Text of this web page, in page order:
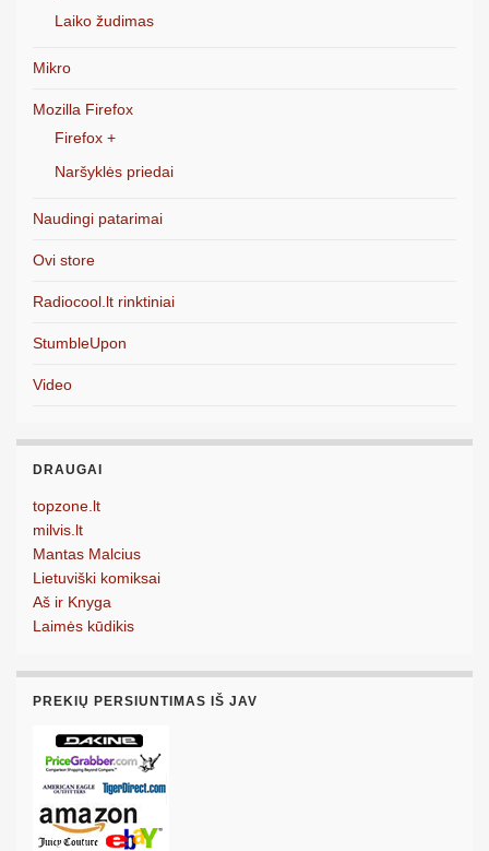
Laiko žudimas
Mikro
Mozilla Firefox
Firefox +
Naršyklės priedai
Naudingi patarimai
Ovi store
Radiocool.lt rinktiniai
StumbleUpon
Video
DRAUGAI
topzone.lt
milvis.lt
Mantas Malcius
Lietuviški komiksai
Aš ir Knyga
Laimės kūdikis
PREKIŲ PERSIUNTIMAS IŠ JAV